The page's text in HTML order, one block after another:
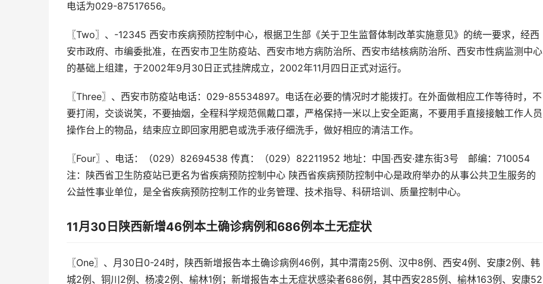
电话为029-87517656。
〖Two〗、-12345 西安市疾病预防控制中心，根据卫生部《关于卫生监督体制改革实施意见》的统一要求，经西
安市政府、市编委批准，在西安市卫生防疫站、西安市地方病防治所、西安市结核病防治所、西安市性病监测中心
的基础上组建，于2002年9月30日正式挂牌成立，2002年11月四日正式对运行。
〖Three〗、西安市防疫站电话：029-85534897。电话在必要的情况时才能拨打。在外面做相应工作等待时，不
要打闹，交谈说笑，不要抽烟，全程科学规范佩戴口罩，严格保持一米以上安全距离，不要用手直接接触工作人员
操作台上的物品，结束应立即回家用肥皂或洗手液仔细洗手，做好相应的清洁工作。
〖Four〗、电话：（029）82694538 传真：（029）82211952 地址：中国·西安·建东街3号 邮编：710054
注：陕西省卫生防疫站已更名为省疾病预防控制中心 陕西省疾病预防控制中心是政府举办的从事公共卫生服务的
公益性事业单位，是全省疾病预防控制工作的业务管理、技术指导、科研培训、质量控制中心。
11月30日陕西新增46例本土确诊病例和686例本土无症状
〖One〗、月30日0-24时，陕西新增报告本土确诊病例46例，其中渭南25例、汉中8例、西安4例、安康2例、韩
城2例、铜川2例、杨凌2例、榆林1例；新增报告本土无症状感染者686例，其中西安285例、榆林163例、安康52